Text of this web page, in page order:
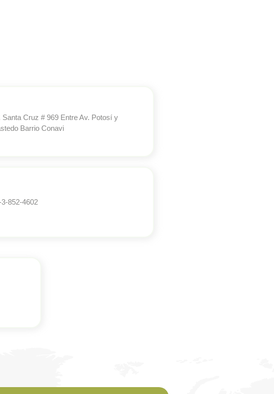
Santa Cruz # 969 Entre Av. Potosí y
Barrio Conavi
852-4602